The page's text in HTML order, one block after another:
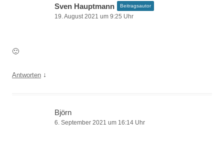
Sven Hauptmann Beitragsautor
19. August 2021 um 9:25 Uhr
🙂
Antworten ↓
Björn
6. September 2021 um 16:14 Uhr